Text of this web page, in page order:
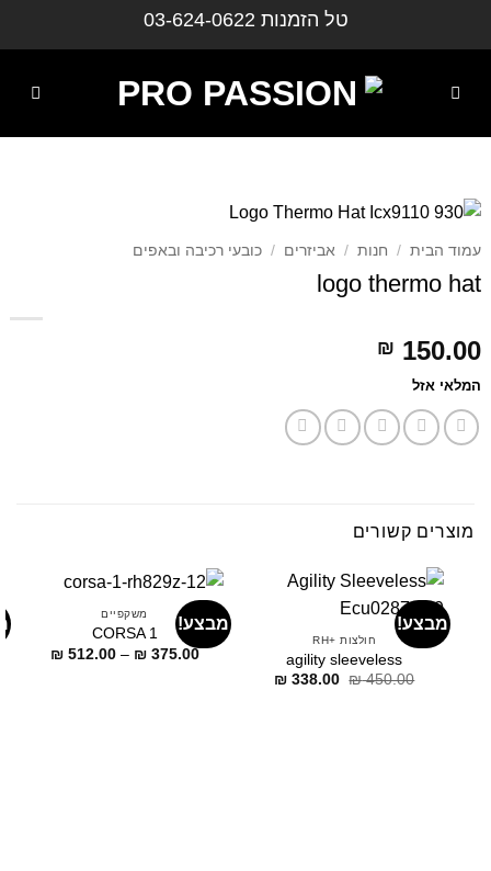
טל הזמנות 03-624-0622
עמוד הבית / חנות / אביזרים / כובעי רכיבה ובאפים
logo thermo hat
₪ 150.00
המלאי אזל
מוצרים קשורים
מבצע!
חולצות +RH
agility sleeveless
₪450.00
דילוג
₪ 338.00
דילוג
מבצע!
משקפיים
CORSA 1
₪375.00
–
₪512.00